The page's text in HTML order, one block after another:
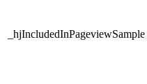
_hjIncludedInPageviewSample